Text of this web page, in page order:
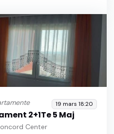
19 mars 18:20
2+1Te 5 Maj
Center